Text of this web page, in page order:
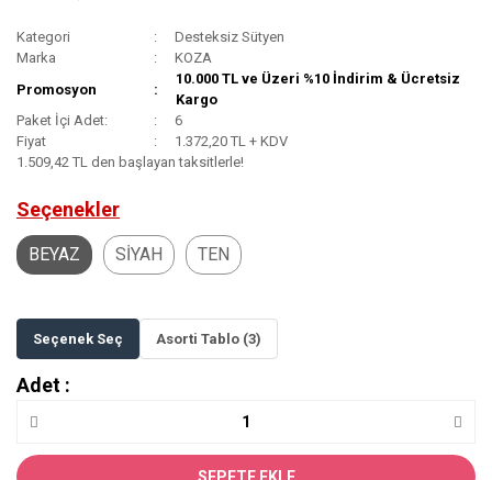
Kategori
Desteksiz Sütyen
Marka
KOZA
Promosyon
10.000 TL ve Üzeri %10 İndirim & Ücretsiz
Kargo
Paket İçi Adet:
6
Fiyat
1.372,20 TL + KDV
1.509,42 TL den başlayan taksitlerle!
Seçenekler
BEYAZ SİYAH TEN
Seçenek Seç Asorti Tablo (3)
Adet :
SEPETE EKLE